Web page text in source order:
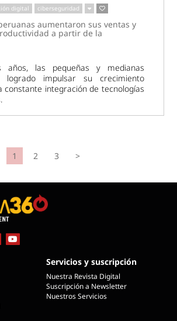
digital ciberseguridad
aumentaron sus ventas y
a partir de la
años, las pequeñas y medianas
logrado impulsar su crecimiento
constante integración de tecnologías
1 2 3 >
Servicios y suscripción
Nuestra Revista Digital
Suscripción a Newsletter
Nuestros Servicios